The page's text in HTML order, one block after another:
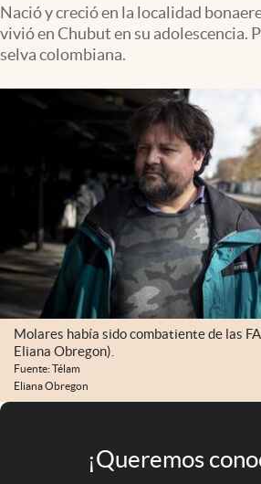
Apertura
Infotechnology
Clase
Eventos Corporativos
El Cronista Studio
Mediakit
abre en nueva pestaña
Argentina
Nació y creció en la localidad
vivió en Chubut en su adolescencia.
selva colombiana.
Molares había sido combatiente de las
Eliana Obregon).
Fuente: Télam
Eliana Obregon
¡Queremos